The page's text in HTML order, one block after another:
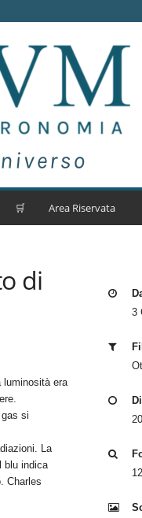
🛒 Area Riservata
di
luminosità era
si
La
blu indica
Charles
3